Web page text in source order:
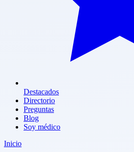
Destacados
Directorio
Preguntas
Blog
Soy médico
Inicio